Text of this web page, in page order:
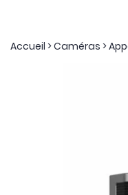
Accueil >Caméras >